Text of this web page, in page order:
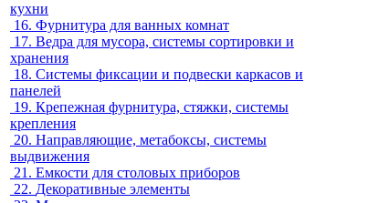
кухни
16. Фурнитура для ванных комнат
17. Ведра для мусора, системы сортировки и
хранения
18. Системы фиксации и подвески каркасов и
панелей
19. Крепежная фурнитура, стяжки, системы
крепления
20. Направляющие, метабоксы, системы
выдвижения
21. Емкости для столовых приборов
22. Декоративные элементы